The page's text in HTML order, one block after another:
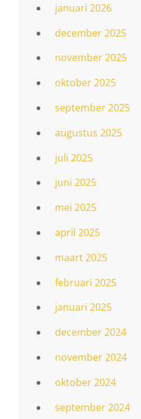
januari 2026
december 2025
november 2025
oktober 2025
september 2025
augustus 2025
juli 2025
juni 2025
mei 2025
april 2025
maart 2025
februari 2025
januari 2025
december 2024
november 2024
oktober 2024
september 2024